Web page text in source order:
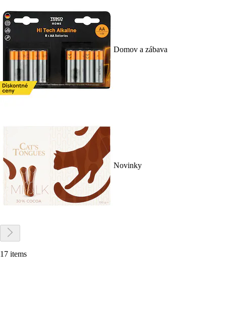
Domov a zábava
Novinky
17 items